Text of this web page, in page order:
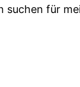
suchen für